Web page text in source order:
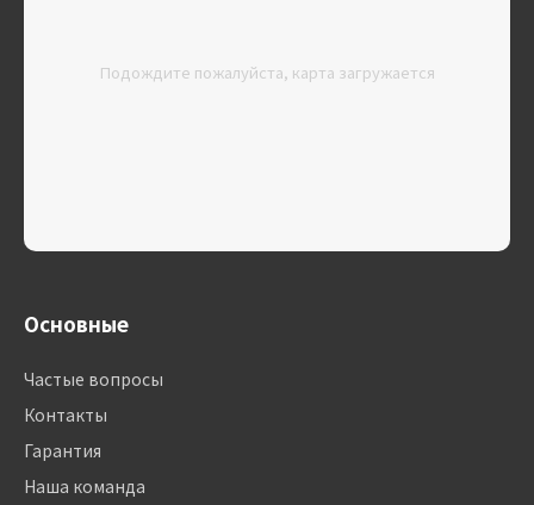
Подождите пожалуйста, карта загружается
Основные
Частые вопросы
Контакты
Гарантия
Наша команда